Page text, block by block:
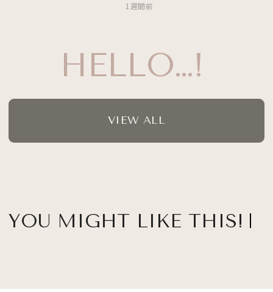
HELLO…!
1週間前
VIEW ALL
YOU MIGHT LIKE THIS!